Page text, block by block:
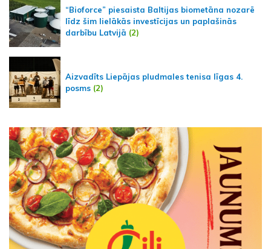
“Bioforce” piesaista Baltijas biometāna nozarē
līdz šim lielākās investīcijas un paplašinās
darbību Latvijā (2)
Aizvadīts Liepājas pludmales tenisa līgas 4.
posms (2)